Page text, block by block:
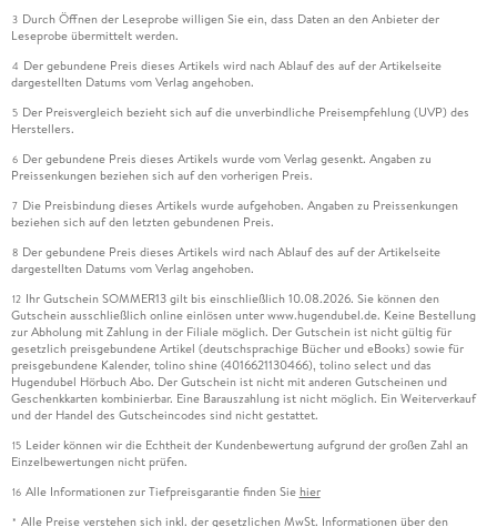
3 Durch Öffnen der Leseprobe willigen Sie ein, dass Daten an den Anbieter der
Leseprobe übermittelt werden.
4 Der gebundene Preis dieses Artikels wird nach Ablauf des auf der Artikelseite
dargestellten Datums vom Verlag angehoben.
5 Der Preisvergleich bezieht sich auf die unverbindliche Preisempfehlung (UVP) des
Herstellers.
6 Der gebundene Preis dieses Artikels wurde vom Verlag gesenkt. Angaben zu
Preissenkungen beziehen sich auf den vorherigen Preis.
7 Die Preisbindung dieses Artikels wurde aufgehoben. Angaben zu Preissenkungen
beziehen sich auf den letzten gebundenen Preis.
8 Der gebundene Preis dieses Artikels wird nach Ablauf des auf der Artikelseite
dargestellten Datums vom Verlag angehoben.
12 Ihr Gutschein SOMMER13 gilt bis einschließlich 10.08.2026. Sie können den
Gutschein ausschließlich online einlösen unter www.hugendubel.de. Keine Bestellung
zur Abholung mit Zahlung in der Filiale möglich. Der Gutschein ist nicht gültig für
gesetzlich preisgebundene Artikel (deutschsprachige Bücher und eBooks) sowie für
preisgebundene Kalender, tolino shine (4016621130466), tolino select und das
Hugendubel Hörbuch Abo. Der Gutschein ist nicht mit anderen Gutscheinen und
Geschenkkarten kombinierbar. Eine Barauszahlung ist nicht möglich. Ein Weiterverkauf
und der Handel des Gutscheincodes sind nicht gestattet.
15 Leider können wir die Echtheit der Kundenbewertung aufgrund der großen Zahl an
Einzelbewertungen nicht prüfen.
16 Alle Informationen zur Tiefpreisgarantie finden Sie hier
* Alle Preise verstehen sich inkl. der gesetzlichen MwSt. Informationen über den